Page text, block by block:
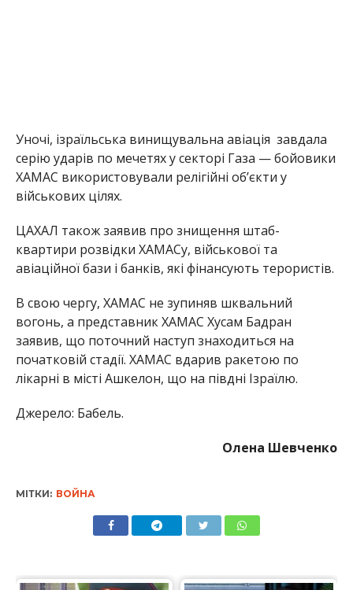
Уночі, ізраїльська винищувальна авіація завдала
серію ударів по мечетях у секторі Газа — бойовики
ХАМАС використовували релігійні об’єкти у
військових цілях.
ЦАХАЛ також заявив про знищення штаб-
квартири розвідки ХАМАСу, військової та
авіаційної бази і банків, які фінансують терористів.
В свою чергу, ХАМАС не зупиняв шквальний
вогонь, а представник ХАМАС Хусам Бадран
заявив, що поточний наступ знаходиться на
початковій стадії. ХАМАС вдарив ракетою по
лікарні в місті Ашкелон, що на півдні Ізраїлю.
Джерело: Бабель.
Олена Шевченко
МІТКИ: ВОЙНА